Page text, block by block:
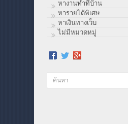
หางานทำที่บ้าน
หารายได้พิเศษ
หาเงินทางเว็บ
ไม่มีหมวดหมู่